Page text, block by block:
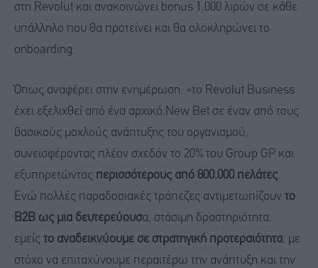
στη Revolut και ανακοινώνει bonus 1.000 λιρών σε κάθε
υπάλληλο που θα προτείνει και θα ολοκληρώνει το
onboarding.
Όπως αναφέρει στην ενημέρωση, «το Revolut Business
έχει εξελιχθεί από ένα αρχικό New Bet σε έναν από τους
βασικούς μοχλούς ανάπτυξης του οργανισμού,
συνεισφέροντας πλέον σχεδόν το 20% του Group GP και
εξυπηρετώντας περισσότερους από 800.000 πελάτες.
Ενώ πολλές παραδοσιακές τράπεζες αντιμετωπίζουν το
B2B ως μια δευτερεύουσα, στάσιμη δραστηριότητα,
εμείς το αναδεικνύουμε σε στρατηγική προτεραιότητα, με
στόχο να επιταχύνουμε περαιτέρω την ανάπτυξη και την